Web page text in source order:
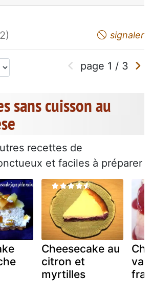
do not appreciate signaler
page 1 / 3
sans cuisson au
recettes de
et faciles à préparer
Cheesecake au
citron et
myrtilles